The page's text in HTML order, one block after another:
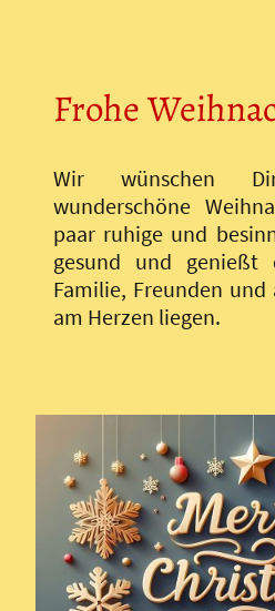
Frohe
Wir wünschen
wunderschöne
paar ruhige und
gesund und
Familie, Freunden
am Herzen liegen.